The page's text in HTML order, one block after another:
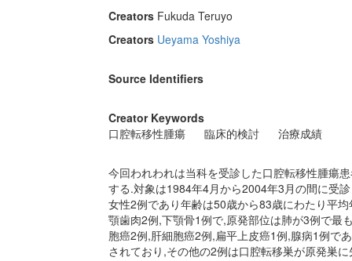
Creators Fukuda Teruyo
Creators Ueyama Yoshiya
Source Identifiers
Creator Keywords
口腔転移性腫瘍
臨床的検討 治療成績
今回われわれは当科を受診した口腔転移性腫瘍
する.対象は1984年4月から2004年3月の間に受
女性2例であり年齢は50歳から83歳にわたり平
顎歯肉2例,下顎骨1例で,原発部位は肺が3例で最
胞癌2例,肝細胞癌2例,扁平上皮癌1例,腺病1例で
されており,その他の2例は口腔転移巣が原発巣